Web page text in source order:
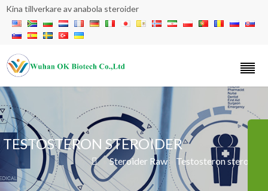
Kina tillverkare av anabola steroider
TESTOSTERON STEROIDER
 »Steroider Raw» Testosteron steroider